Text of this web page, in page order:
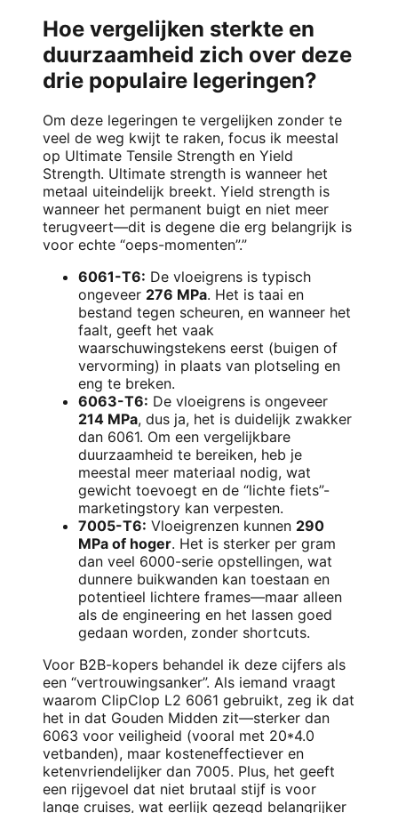
Hoe vergelijken sterkte en
duurzaamheid zich over deze
drie populaire legeringen?
Om deze legeringen te vergelijken zonder te
veel de weg kwijt te raken, focus ik meestal
op Ultimate Tensile Strength en Yield
Strength. Ultimate strength is wanneer het
metaal uiteindelijk breekt. Yield strength is
wanneer het permanent buigt en niet meer
terugveert—dit is degene die erg belangrijk is
voor echte “oeps-momenten”.”
6061-T6: De vloeigrens is typisch
ongeveer 276 MPa. Het is taai en
bestand tegen scheuren, en wanneer het
faalt, geeft het vaak
waarschuwingstekens eerst (buigen of
vervorming) in plaats van plotseling en
eng te breken.
6063-T6: De vloeigrens is ongeveer
214 MPa, dus ja, het is duidelijk zwakker
dan 6061. Om een vergelijkbare
duurzaamheid te bereiken, heb je
meestal meer materiaal nodig, wat
gewicht toevoegt en de “lichte fiets”-
marketingstory kan verpesten.
7005-T6: Vloeigrenzen kunnen 290
MPa of hoger. Het is sterker per gram
dan veel 6000-serie opstellingen, wat
dunnere buikwanden kan toestaan en
potentieel lichtere frames—maar alleen
als de engineering en het lassen goed
gedaan worden, zonder shortcuts.
Voor B2B-kopers behandel ik deze cijfers als
een “vertrouwingsanker”. Als iemand vraagt
waarom ClipClop L2 6061 gebruikt, zeg ik dat
het in dat Gouden Midden zit—sterker dan
6063 voor veiligheid (vooral met 20*4.0
vetbanden), maar kosteneffectiever en
ketenvriendelijker dan 7005. Plus, het geeft
een rijgevoel dat niet brutaal stijf is voor
lange cruises, wat eerlijk gezegd belangrijker